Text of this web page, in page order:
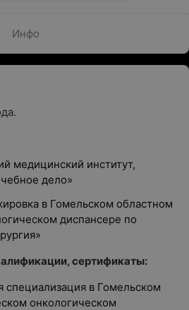
Инфо
медицинский институт,
дело»
в Гомельском областном
диспансере по
сертификаты:
специализация в Гомельском
онкологическом